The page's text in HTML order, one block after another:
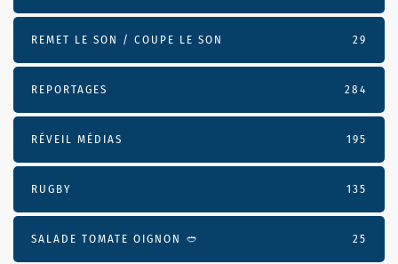
REMET LE SON / COUPE LE SON 29
REPORTAGES 284
RÉVEIL MÉDIAS 195
RUGBY 135
SALADE TOMATE OIGNON 🥙 25